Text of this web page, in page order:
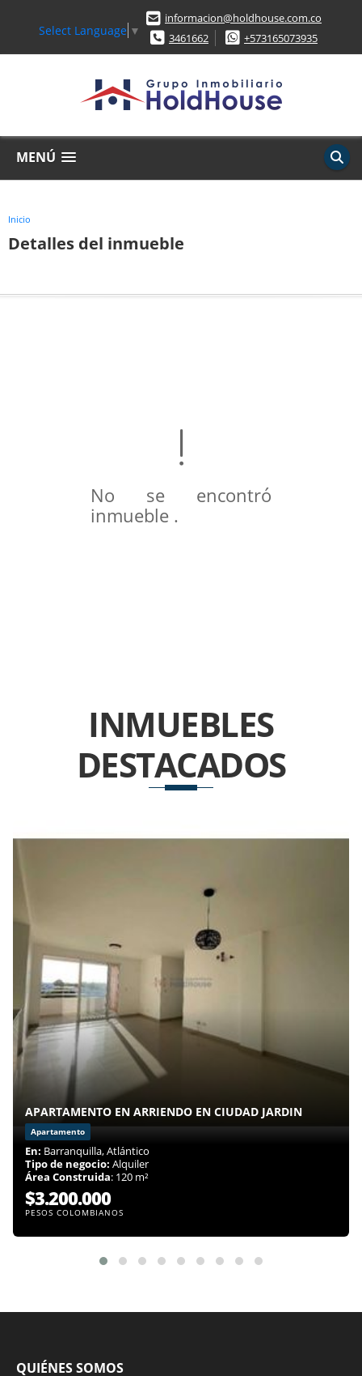
Select Language ▼
informacion@holdhouse.com.co
3461662
+573165073935
MENÚ
Inicio
Detalles del inmueble
No se encontró
inmueble .
INMUEBLES
DESTACADOS
APARTAMENTO EN ARRIENDO EN CIUDAD JARDIN
Apartamento
En: Barranquilla, Atlántico
Tipo de negocio: Alquiler
Área Construida: 120 m²
$3.200.000
PESOS COLOMBIANOS
QUIÉNES SOMOS